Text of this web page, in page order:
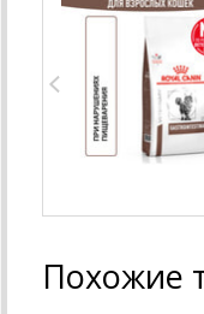
Похожие